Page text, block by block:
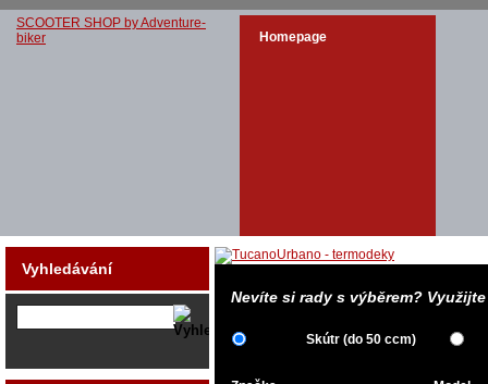
SCOOTER SHOP by Adventure-
biker
Homepage
Nevíte si rady s výběrem?
Skútr (do 50 ccm)
Vyhledávání